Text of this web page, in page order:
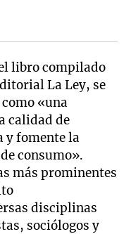
libro compilado
La Ley, se
«una
calidad de
y fomente la
consumo».
más prominentes
disciplinas
sociólogos y